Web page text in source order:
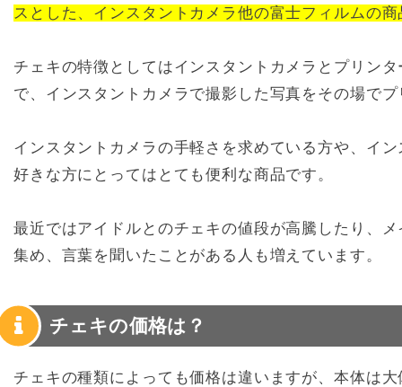
スとした、インスタントカメラ他の富士フィルムの
チェキの特徴としてはインスタントカメラとプリン
で、インスタントカメラで撮影した写真をその場で
インスタントカメラの手軽さを求めている方や、イ
好きな方にとってはとても便利な商品です。
最近ではアイドルとのチェキの値段が高騰したり、
集め、言葉を聞いたことがある人も増えています。
チェキの価格は？
チェキの種類によっても価格は違いますが、本体は